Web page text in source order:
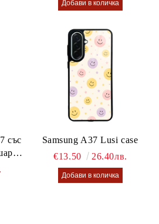
със
Samsung A37 Lusi case
€13.50
26.40лв.